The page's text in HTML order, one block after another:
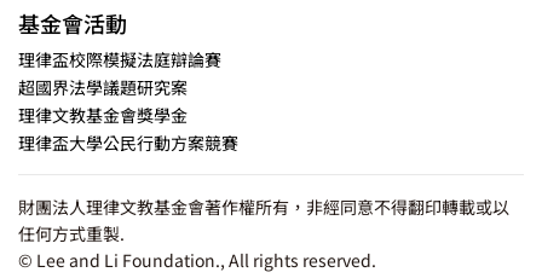
基金會活動
理律盃校際模擬法庭辯論賽
超國界法學議題研究案
理律文教基金會獎學金
理律盃大學公民行動方案競賽
財團法人理律文教基金會著作權所有，非經同意不得翻印轉載或以
任何方式重製.
© Lee and Li Foundation., All rights reserved.